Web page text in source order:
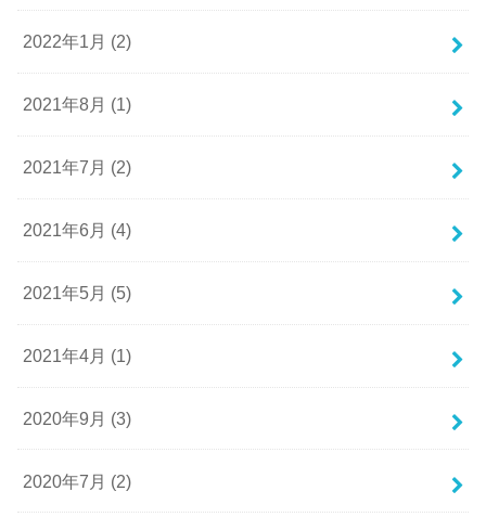
2022年1月 (2)
2021年8月 (1)
2021年7月 (2)
2021年6月 (4)
2021年5月 (5)
2021年4月 (1)
2020年9月 (3)
2020年7月 (2)